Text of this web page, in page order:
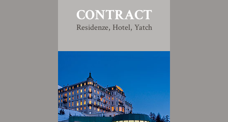
CONTRACT
Residenze, Hotel, Yatch